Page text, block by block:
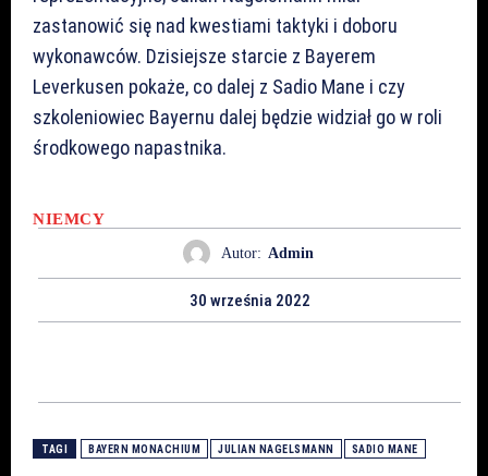
zastanowić się nad kwestiami taktyki i doboru
wykonawców. Dzisiejsze starcie z Bayerem
Leverkusen pokaże, co dalej z Sadio Mane i czy
szkoleniowiec Bayernu dalej będzie widział go w roli
środkowego napastnika.
NIEMCY
Autor: Admin
30 września 2022
TAGI BAYERN MONACHIUM JULIAN NAGELSMANN SADIO MANE